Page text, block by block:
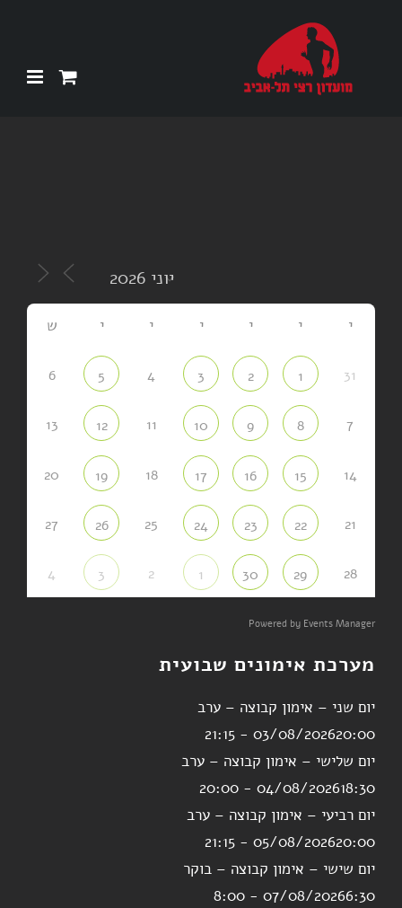
י י י י י י ש
31
1
2
3
4
5
6
7
8
9
10
11
12
13
14
15
16
17
18
19
20
21
22
23
24
25
26
27
28
29
30
1
2
3
4
Powered by Events Manager
מערכת אימונים שבועית
יום שני – אימון קבוצה – ערב
03/08/202620:00 - 21:15
יום שלישי – אימון קבוצה – ערב
04/08/202618:30 - 20:00
יום רביעי – אימון קבוצה – ערב
05/08/202620:00 - 21:15
יום שישי – אימון קבוצה – בוקר
07/08/20266:30 - 8:00